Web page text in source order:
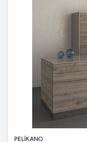
PELÍKANO